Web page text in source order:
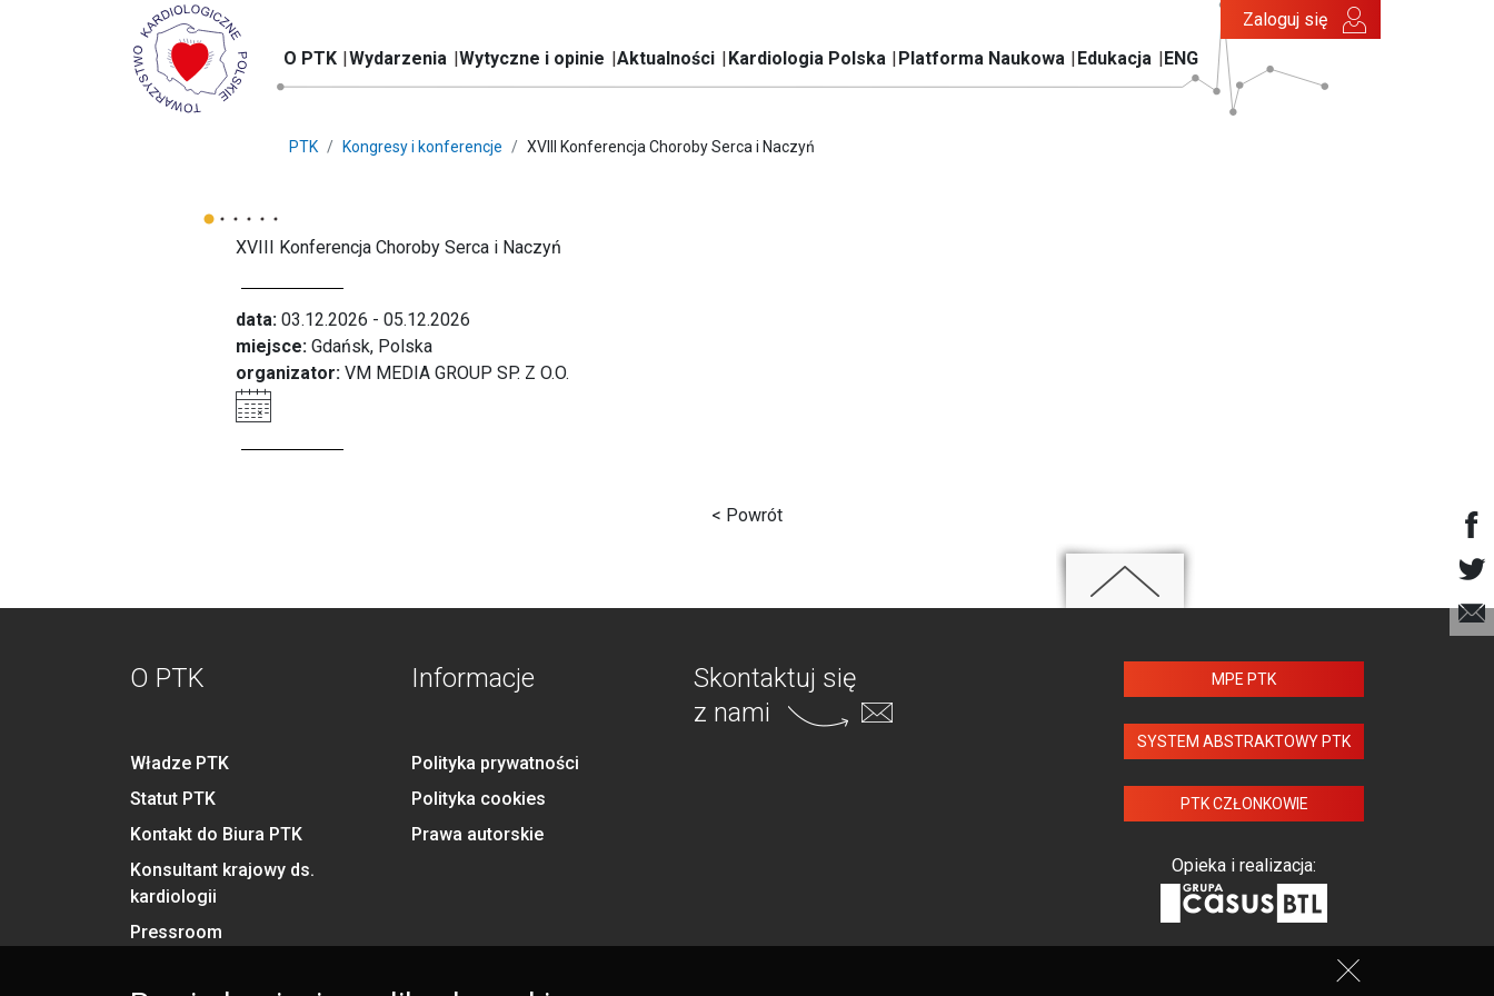
O PTK Wydarzenia Wytyczne i opinie Aktualności Kardiologia Polska Platforma Naukowa Edukacja ENG
Zaloguj się
PTK Kongresy i konferencje XVIII Konferencja Choroby Serca i Naczyń
XVIII Konferencja Choroby Serca i Naczyń
data: 03.12.2026 - 05.12.2026
miejsce: Gdańsk, Polska
organizator: VM MEDIA GROUP SP. Z O.O.
< Powrót
O PTK
Władze PTK
Statut PTK
Kontakt do Biura PTK
Konsultant krajowy ds.
kardiologii
Pressroom
Informacje
Polityka prywatności
Polityka cookies
Prawa autorskie
Skontaktuj się
z nami
MPE PTK
SYSTEM ABSTRAKTOWY PTK
PTK CZŁONKOWIE
Opieka i realizacja: